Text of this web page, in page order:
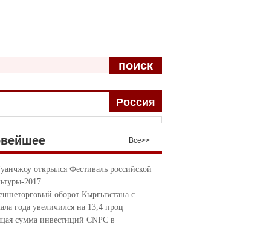
поиск
Pоccия
Bce>>
открылся Фестиваль российской
2017
оборот Кыргызстана с
года увеличился на 13,4 проц
сумма инвестиций CNPC в